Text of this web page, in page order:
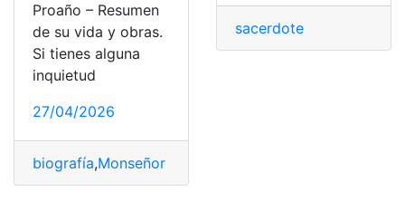
Proaño – Resumen
de su vida y obras.
Si tienes alguna
inquietud
27/04/2026
biografía,Monseñor Leonidas Proaño
sacerdote